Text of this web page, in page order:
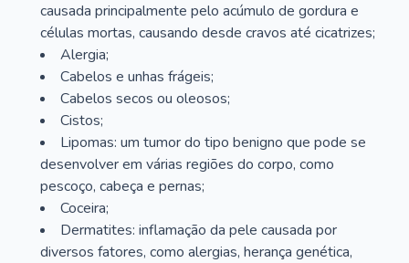
causada principalmente pelo acúmulo de gordura e
células mortas, causando desde cravos até cicatrizes;
Alergia;
Cabelos e unhas frágeis;
Cabelos secos ou oleosos;
Cistos;
Lipomas: um tumor do tipo benigno que pode se
desenvolver em várias regiões do corpo, como
pescoço, cabeça e pernas;
Coceira;
Dermatites: inflamação da pele causada por
diversos fatores, como alergias, herança genética,